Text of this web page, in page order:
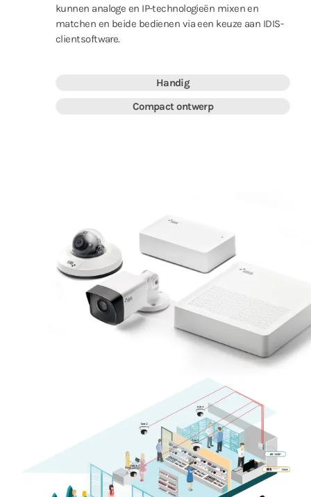
kunnen analoge en IP-technologieën mixen en
matchen en beide bedienen via een keuze aan IDIS-
clientsoftware.
Handig
Compact ontwerp